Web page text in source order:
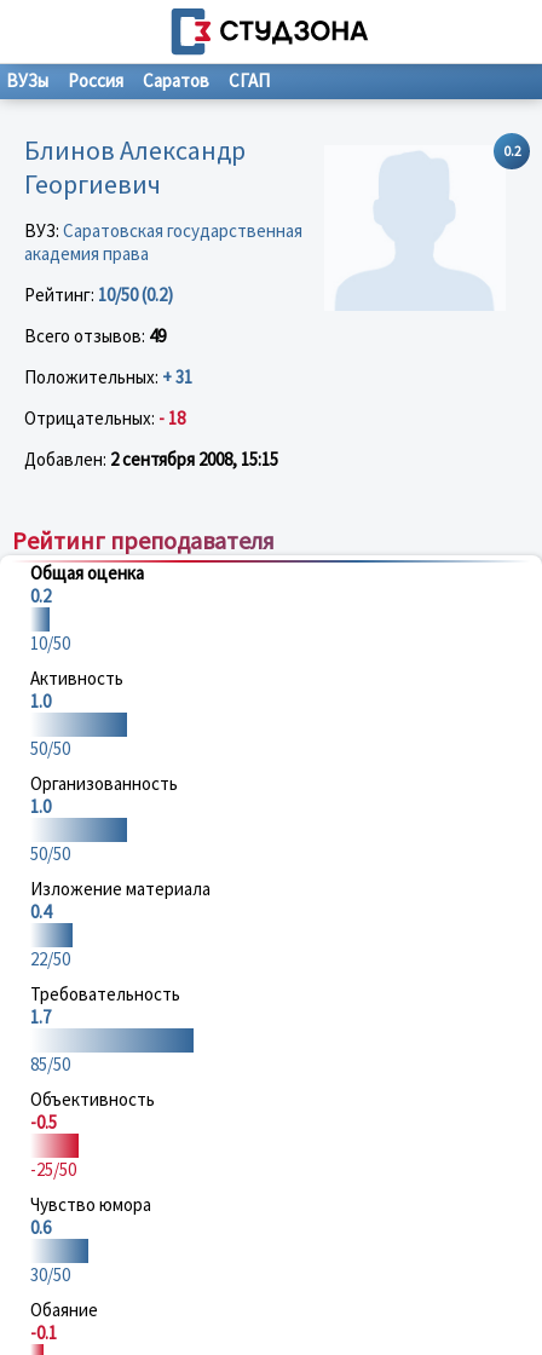
ВУЗы Россия Саратов СГАП
0.2
Блинов Александр
Георгиевич
ВУЗ: Саратовская государственная
академия права
Рейтинг: 10/50 (0.2)
Всего отзывов: 49
Положительных: + 31
Отрицательных: - 18
Добавлен: 2 сентября 2008, 15:15
Рейтинг преподавателя
Общая оценка
0.2
10/50
Активность
1.0
50/50
Организованность
1.0
50/50
Изложение материала
0.4
22/50
Требовательность
1.7
85/50
Объективность
-0.5
-25/50
Чувство юмора
0.6
30/50
Обаяние
-0.1